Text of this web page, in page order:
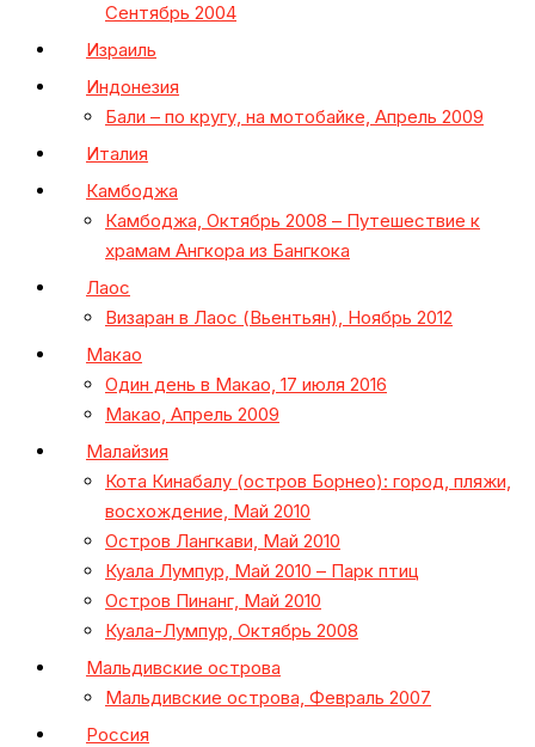
Сентябрь 2004
Израиль
Индонезия
Бали – по кругу, на мотобайке, Апрель 2009
Италия
Камбоджа
Камбоджа, Октябрь 2008 – Путешествие к
храмам Ангкора из Бангкока
Лаос
Визаран в Лаос (Вьентьян), Ноябрь 2012
Макао
Один день в Макао, 17 июля 2016
Макао, Апрель 2009
Малайзия
Кота Кинабалу (остров Борнео): город, пляжи,
восхождение, Май 2010
Остров Лангкави, Май 2010
Куала Лумпур, Май 2010 – Парк птиц
Остров Пинанг, Май 2010
Куала-Лумпур, Октябрь 2008
Мальдивские острова
Мальдивские острова, Февраль 2007
Россия